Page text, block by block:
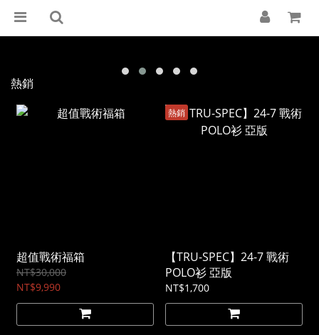
熱銷
超值戰術福箱
NT$30,000
NT$9,990
熱銷
【TRU-SPEC】24-7 戰術
POLO衫 亞版
NT$1,700